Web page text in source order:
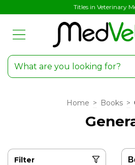
Titles in Veterinary
Home > Books >
Filter